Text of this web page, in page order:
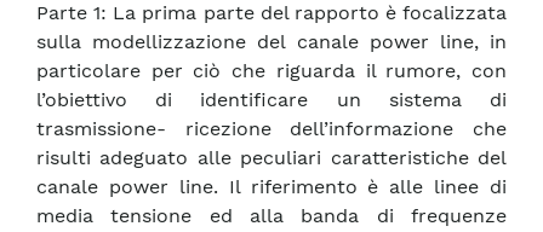
Parte 1: La prima parte del rapporto è focalizzata
sulla modellizzazione del canale power line, in
particolare per ciò che riguarda il rumore, con
l’obiettivo di identificare un sistema di
trasmissione- ricezione dell’informazione che
risulti adeguato alle peculiari caratteristiche del
canale power line. Il riferimento è alle linee di
media tensione ed alla banda di frequenze